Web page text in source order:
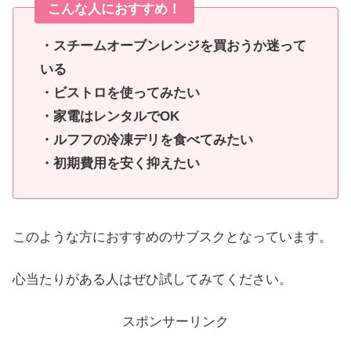
こんな人におすすめ！
・スチームオーブンレンジを買おうか迷って
いる
・ビストロを使ってみたい
・家電はレンタルでOK
・ルフフの冷凍デリを食べてみたい
・初期費用を安く抑えたい
このような方におすすめのサブスクとなっています。
心当たりがある人はぜひ試してみてください。
スポンサーリンク